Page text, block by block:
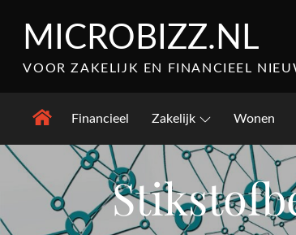
MICROBIZZ.NL
VOOR ZAKELIJK EN FINANCIEEL
Financieel Zakelijk Wonen